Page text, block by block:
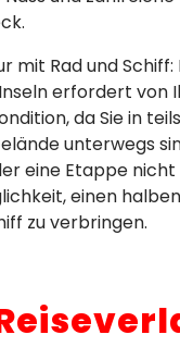
mit Rad und
erfordert von
da Sie in
unterwegs
eine Etappe
einen
zu verbringen.